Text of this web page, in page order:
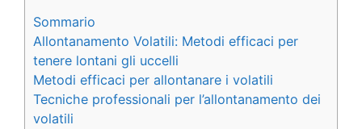
Sommario
Allontanamento Volatili: Metodi efficaci per
tenere lontani gli uccelli
Metodi efficaci per allontanare i volatili
Tecniche professionali per l’allontanamento dei
volatili